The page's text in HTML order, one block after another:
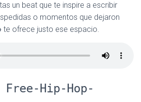
un beat que te inspire a escribir
o momentos que dejaron
te ofrece justo ese espacio.
Free-Hip-Hop-